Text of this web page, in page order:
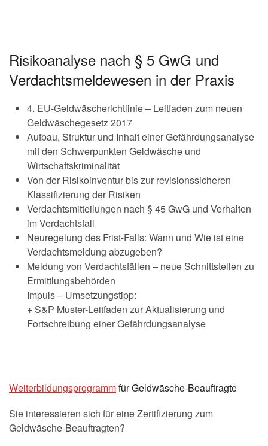
Risikoanalyse nach § 5 GwG und
Verdachtsmeldewesen in der Praxis
4. EU-Geldwäscherichtlinie – Leitfaden zum neuen
Geldwäschegesetz 2017
Aufbau, Struktur und Inhalt einer Gefährdungsanalyse
mit den Schwerpunkten Geldwäsche und
Wirtschaftskriminalität
Von der Risikoinventur bis zur revisionssicheren
Klassifizierung der Risiken
Verdachtsmitteilungen nach § 45 GwG und Verhalten
im Verdachtsfall
Neuregelung des Frist-Falls: Wann und Wie ist eine
Verdachtsmeldung abzugeben?
Meldung von Verdachtsfällen – neue Schnittstellen zu
Ermittlungsbehörden
Impuls – Umsetzungstipp:
+ S&P Muster-Leitfaden zur Aktualisierung und
Fortschreibung einer Gefährdungsanalyse
Weiterbildungsprogrammfür Geldwäsche-Beauftragte
Sie interessieren sich für eine Zertifizierung zum
Geldwäsche-Beauftragten?